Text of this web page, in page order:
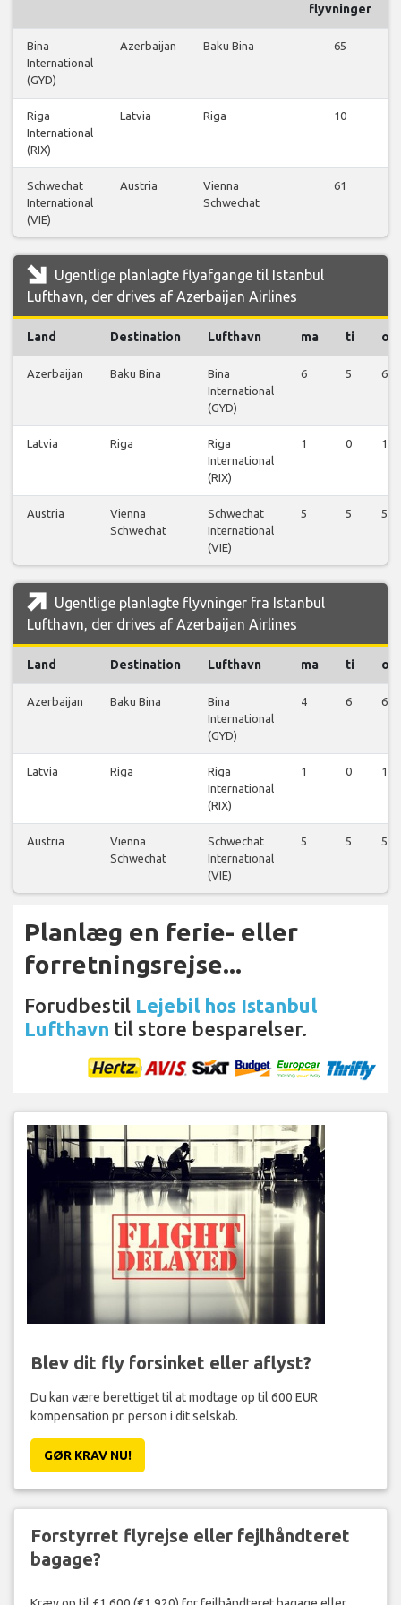
flyvninger
Bina
International
(GYD)
Azerbaijan Baku Bina
65
Riga
International
(RIX)
Latvia Riga
10
Schwechat
International
(VIE)
Austria
Vienna
Schwechat
61
Ugentlige planlagte flyafgange til Istanbul
Lufthavn, der drives af Azerbaijan Airlines
Land Destination Lufthavn ma ti on
Azerbaijan Baku Bina
Bina
International
(GYD)
6 5 6
Latvia Riga
Riga
International
(RIX)
1 0 1
Austria
Vienna
Schwechat
Schwechat
International
(VIE)
5 5 5
Ugentlige planlagte flyvninger fra Istanbul
Lufthavn, der drives af Azerbaijan Airlines
Land Destination Lufthavn ma ti on
Azerbaijan Baku Bina
Bina
International
(GYD)
4 6 6
Latvia Riga
Riga
International
(RIX)
1 0 1
Austria
Vienna
Schwechat
Schwechat
International
(VIE)
5 5 5
Planlæg en ferie- eller
forretningsrejse...
Forudbestil Lejebil hos Istanbul
Lufthavn til store besparelser.
Blev dit fly forsinket eller aflyst?
Du kan være berettiget til at modtage op til 600 EUR
kompensation pr. person i dit selskab.
GØR KRAV NU!
Forstyrret flyrejse eller fejlhåndteret
bagage?